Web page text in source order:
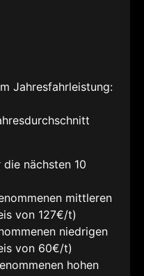
Jahresfahrleistung:
nächsten 10
mittleren
von 127€/t)
niedrigen
von 60€/t)
hohen